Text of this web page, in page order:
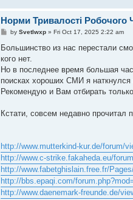
Норми Тривалості Робочого
P
s
by Svetlwxp» Fri Oct 17, 2025 2:22 am
Большинство из нас перестали
кого нет.
Но в последнее время большая
поисках хороших СМИ я наткнулся
Рекомендую и Вам отбирать
Кстати, совсем недавно прочитал
http://www.mutterkind-kur.de/forum/
http://www.c-strike.fakaheda.eu/
http://www.fabetghislain.free.fr/
http://bbs.epaqi.com/
http://www.daenemark-freunde.de/